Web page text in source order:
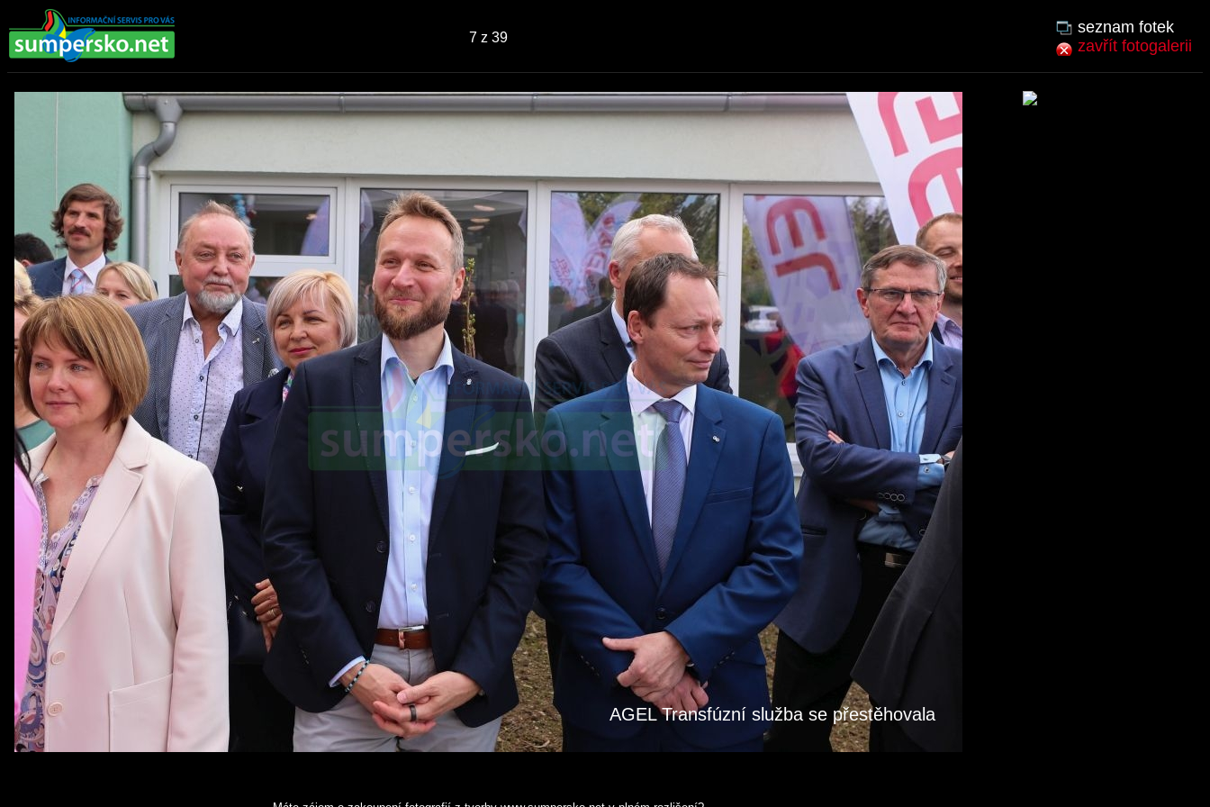
seznam fotek
zavřít fotogalerii
7z 39
AGEL Transfúzní služba se přestěhovala